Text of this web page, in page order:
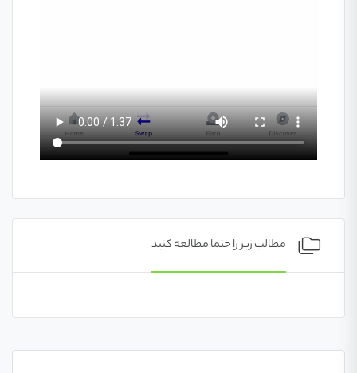
مطالب زیر را حتما مطالعه کنید